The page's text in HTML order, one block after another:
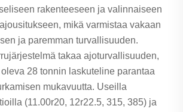
rakenteeseen ja valinnaiseen
mikä varmistaa vakaan
ja paremman turvallisuuden.
takaa ajoturvallisuuden,
28 tonnin laskuteline parantaa
mukavuutta. Useilla
(11.00r20, 12r22.5, 315, 385) ja